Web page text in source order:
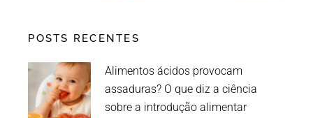
POSTS RECENTES
Alimentos ácidos provocam
assaduras? O que diz a ciência
sobre a introdução alimentar